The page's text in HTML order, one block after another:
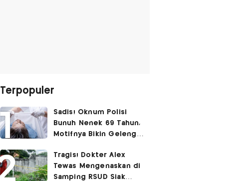
Terpopuler
Sadis! Oknum Polisi
Bunuh Nenek 69 Tahun,
Motifnya Bikin Geleng
Tragis! Dokter Alex
Tewas Mengenaskan di
Samping RSUD Siak